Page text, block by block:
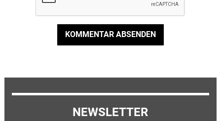
KOMMENTAR ABSENDEN
NEWSLETTER